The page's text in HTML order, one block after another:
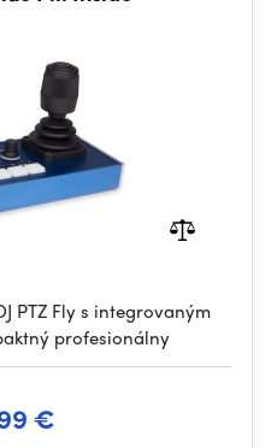
PTZ Fly s integrovaným
profesionálny
€